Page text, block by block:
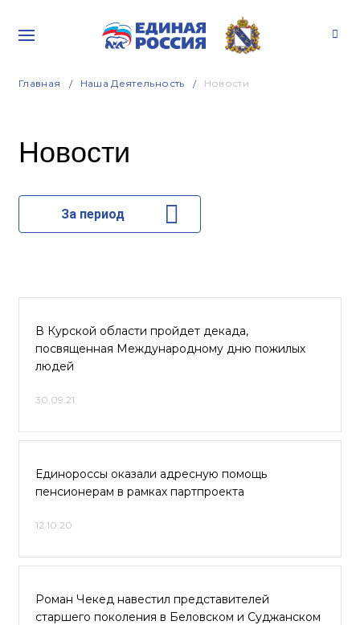
Главная Наша Деятельность Новости
Новости
За период
В Курской области пройдет декада,
посвященная Международному дню пожилых
людей
30.09.21
Единороссы оказали адресную помощь
пенсионерам в рамках партпроекта
12.10.20
Роман Чекед навестил представителей
старшего поколения в Беловском и Суджанском